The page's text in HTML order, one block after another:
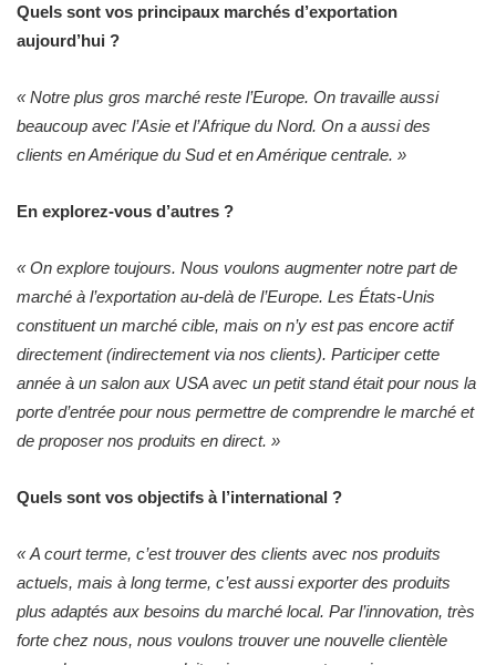
Quels sont vos principaux marchés d’exportation
aujourd’hui ?
« Notre plus gros marché reste l’Europe. On travaille aussi
beaucoup avec l’Asie et l’Afrique du Nord. On a aussi des
clients en Amérique du Sud et en Amérique centrale. »
En explorez-vous d’autres ?
« On explore toujours. Nous voulons augmenter notre part de
marché à l’exportation au-delà de l’Europe. Les États-Unis
constituent un marché cible, mais on n’y est pas encore actif
directement (indirectement via nos clients). Participer cette
année à un salon aux USA avec un petit stand était pour nous la
porte d’entrée pour nous permettre de comprendre le marché et
de proposer nos produits en direct. »
Quels sont vos objectifs à l’international ?
« A court terme, c’est trouver des clients avec nos produits
actuels, mais à long terme, c’est aussi exporter des produits
plus adaptés aux besoins du marché local. Par l’innovation, très
forte chez nous, nous voulons trouver une nouvelle clientèle